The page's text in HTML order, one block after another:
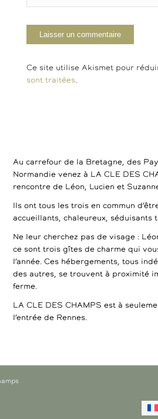
Ce site utilise Akismet pour
sont traitées.
Au carrefour de la Bretagne, des
Normandie venez à LA CLE DES
rencontre de Léon, Lucien et
Ils ont tous les trois en commun
accueillants, chaleureux, séduisants
Ne leur cherchez pas de visage :
ce sont trois gîtes de charme qui
l’année. Ces hébergements, tous
des autres, se trouvent à proximité
ferme.
LA CLE DES CHAMPS est à
l’entrée de Rennes.